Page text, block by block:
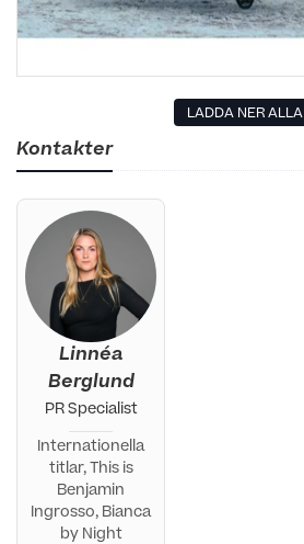
LADDA NER ALLA
Kontakter
Linnéa
Berglund
PR Specialist
Internationella
titlar, This is
Benjamin
Ingrosso, Bianca
by Night